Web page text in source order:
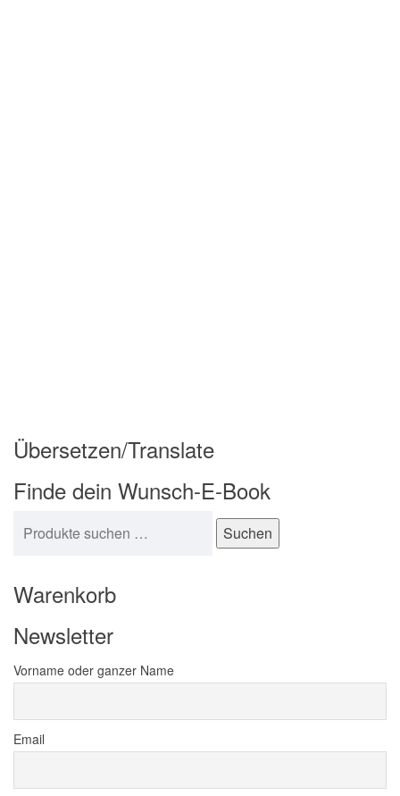
Übersetzen/Translate
Finde dein Wunsch-E-Book
Suchen
Warenkorb
Newsletter
Vorname oder ganzer Name
Email